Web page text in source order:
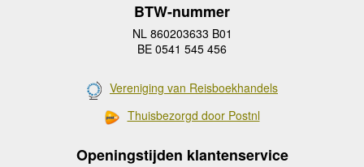
BTW-nummer
NL 860203633 B01
BE 0541 545 456
Vereniging van Reisboekhandels
Thuisbezorgd door Postnl
Openingstijden klantenservice